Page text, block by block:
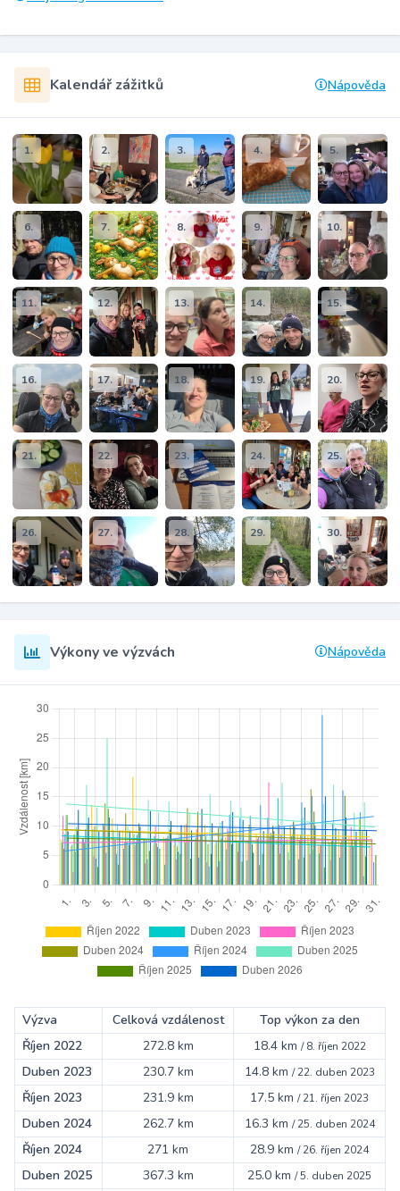
Kalendář zážitků Nápověda
1. 2. 3. 4. 5.
6. 7. 8. 9. 10.
11. 12. 13. 14. 15.
16. 17. 18. 19. 20.
21. 22. 23. 24. 25.
26. 27. 28. 29. 30.
Výkony ve výzvách Nápověda
Výzva Celková vzdálenost
Top výkon za den
Říjen 2022
272.8 km 18.4 km /8. říjen 2022
Duben 2023 230.7 km 14.8 km /22. duben 2023
Říjen 2023 231.9 km 17.5 km /21. říjen 2023
Duben 2024 262.7 km 16.3 km /25. duben 2024
Říjen 2024 271 km 28.9 km /26. říjen 2024
Duben 2025 367.3 km 25.0 km /5. duben 2025